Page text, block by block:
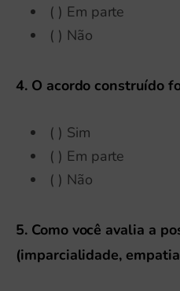
( ) Em parte
( ) Não
4. O acordo construído
( ) Sim
( ) Em parte
( ) Não
5. Como você avalia a
(imparcialidade,